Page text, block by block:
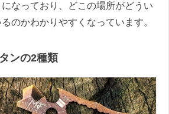
なっており、どこの場所がどうい
のかわかりやすくなっています。
ンの2種類